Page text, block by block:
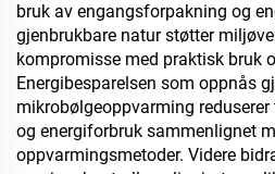
bruk av engangsforpakning og
gjenbrukbare natur støtter
kompromisse med praktisk bruk
Energibesparelsen som oppnås
mikrobølgeoppvarming
og energiforbruk sammenlignet
oppvarmingsmetoder. Videre